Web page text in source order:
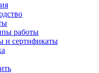
работы
и сертификаты